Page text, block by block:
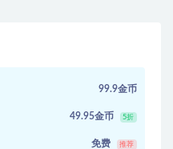
99.9金币
49.95金币 5折
免费 推荐